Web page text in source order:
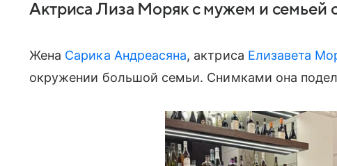
Актриса Лиза Моряк с мужем и семьей
Жена Сарика Андреасяна, актриса Елизавета
окружении большой семьи. Снимками она